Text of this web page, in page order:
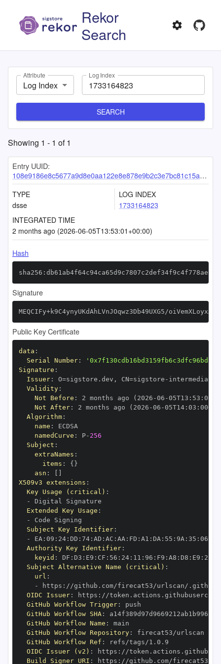
Rekor
Search
Attribute
Log Index
Log Index
SEARCH
Showing 1 - 1 of1
Entry UUID:
108e9186e8c5677a9d8e0aa122e8e878e9b2c3e7bc81c15a67c90c1557b6df6702d717e8fcdc43cc
TYPE
dsse
LOG INDEX
1733164823
INTEGRATED TIME
2 months ago (2026-06-05T13:53:01+00:00)
Hash
Signature
MEQCIFy+k9C4ynyUKdAhLVnJOqwz3Db49UXG5/
Public Key Certificate
data :
Serial Number:
Signature :
Issuer: O=sigstore.dev , CN=sigstore -
Validity:
Not Before : 2 months ago (2026 -06 -05T13 : 53 :
Not After: 2 months ago (2026 -06 -05T14: 03 : 00+00
Algorithm:
name :
namedCurve : P- 256
Subject :
extraNames :
items : { }
asn :
X509v3 extensions :
Key Usage (critical) :
-
Extended Key Usage :
-
Subject Key Identifier:
-
EA : 09 : 24: DD : 74: AD : AC : AA : FD : A1 : DA : 55 : 9A : 35 : 06
Authority Key Identifier:
keyid : DF : D3 : E9 : CF : 56 : 24: 11 : 96 : F9 : A8 : D8 : E9 : 28
Subject Alternative Name (critical) :
url :
-
https :
OIDC Issuer: https :
GitHub Workflow Trigger:
GitHub Workflow SHA:
GitHub Workflow Name :
GitHub Workflow Repository:
GitHub Workflow Ref :
OIDC Issuer (v2) : https :
Build Signer URI : https :